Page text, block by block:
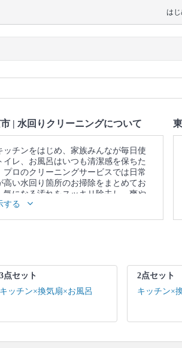
は
| 水回りクリーニングについて
ッチンをはじめ、家族みんなが毎日使
イレ、お風呂はいつも清潔感を保ちた
プロのクリーニングサービスでは日常
高い水回り箇所のお掃除をまとめてお
気になる汚れをスッキリ除去し、爽や
戻しませんか。
まれる水回りクリーニングの作業範
ッチン / 換気扇 / お風呂 2点セット：
気扇 ※それぞれの「共通の作業範囲」
する
3点セット
キッチン×換気扇×お風呂
2点セット
キッチン×